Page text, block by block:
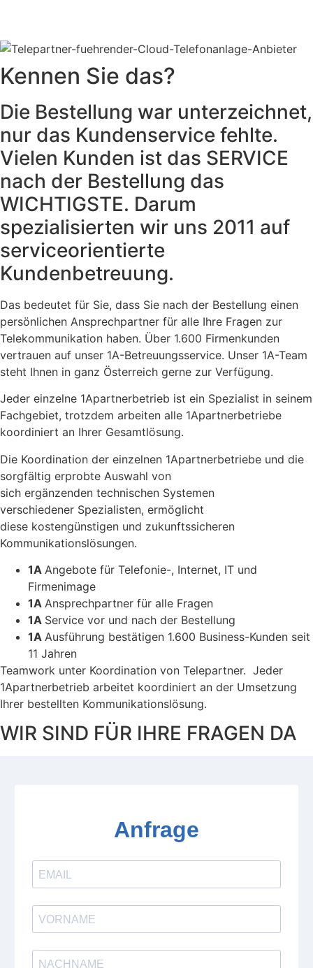
Kennen Sie das?
Die Bestellung war unterzeichnet,
nur das Kundenservice fehlte.
Vielen Kunden ist das SERVICE
nach der Bestellung das
WICHTIGSTE. Darum
spezialisierten wir uns 2011 auf
serviceorientierte
Kundenbetreuung.
Das bedeutet für Sie, dass Sie nach der Bestellung einen
persönlichen Ansprechpartner für alle Ihre Fragen zur
Telekommunikation haben. Über 1.600 Firmenkunden
vertrauen auf unser 1A-Betreuungsservice. Unser 1A-Team
steht Ihnen in ganz Österreich gerne zur Verfügung.
Jeder einzelne 1Apartnerbetrieb ist ein Spezialist in seinem
Fachgebiet, trotzdem arbeiten alle 1Apartnerbetriebe
koordiniert an Ihrer Gesamtlösung.
Die Koordination der einzelnen 1Apartnerbetriebe und die
sorgfältig erprobte Auswahl von
sich ergänzenden technischen Systemen
verschiedener Spezialisten, ermöglicht
diese kostengünstigen und zukunftssicheren
Kommunikationslösungen.
1A Angebote für Telefonie-, Internet, IT und
Firmenimage
1A Ansprechpartner für alle Fragen
1A Service vor und nach der Bestellung
1A Ausführung bestätigen 1.600 Business-Kunden seit
11 Jahren
Teamwork unter Koordination von Telepartner. Jeder
1Apartnerbetrieb arbeitet koordiniert an der Umsetzung
Ihrer bestellten Kommunikationslösung.
WIR SIND FÜR IHRE FRAGEN DA